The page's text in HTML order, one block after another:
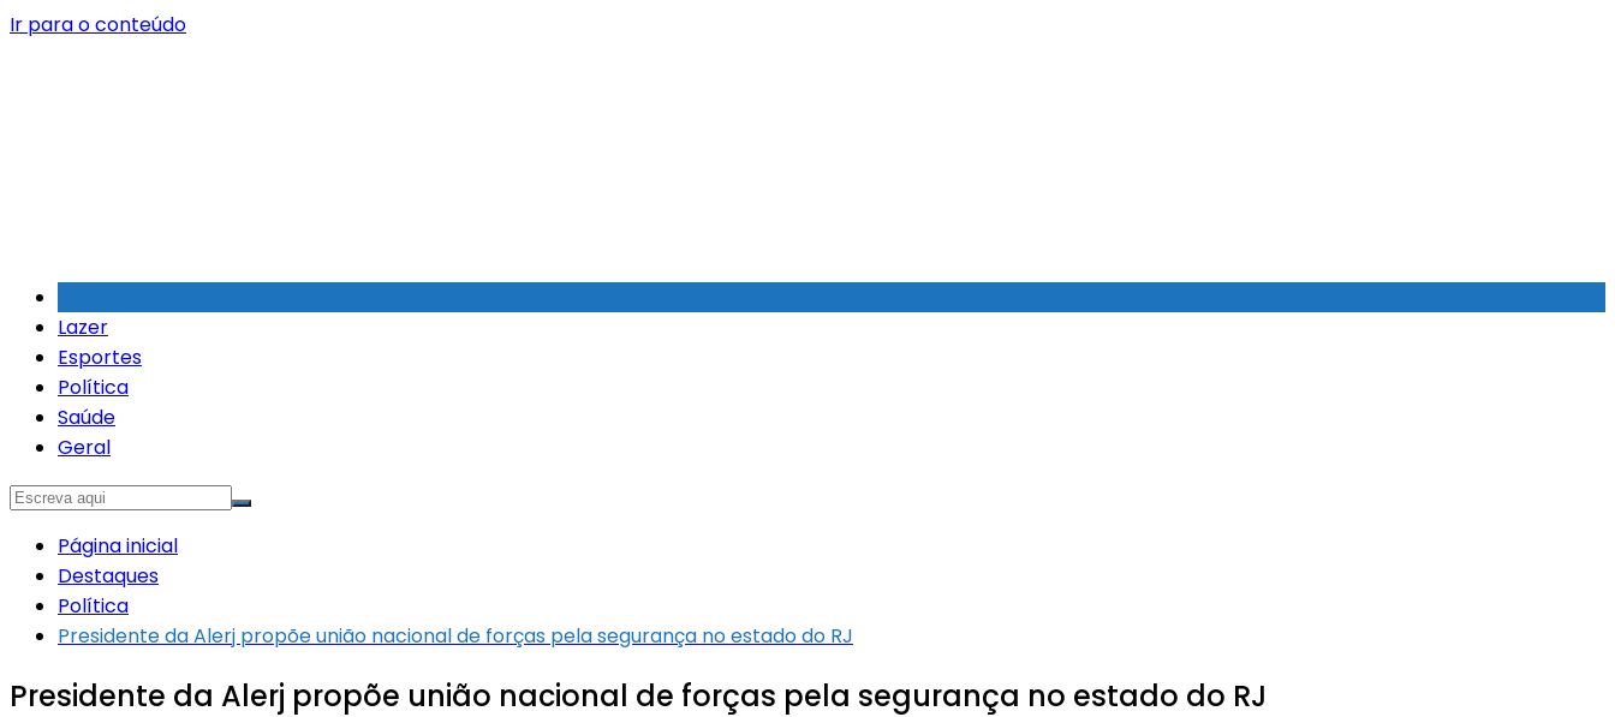
Ir para o conteúdo
Lazer
Esportes
Política
Saúde
Geral
Página inicial
Destaques
Política
Presidente da Alerj propõe união nacional de forças pela segurança no estado do RJ
Presidente da Alerj propõe união nacional de forças pela segurança no estado do RJ